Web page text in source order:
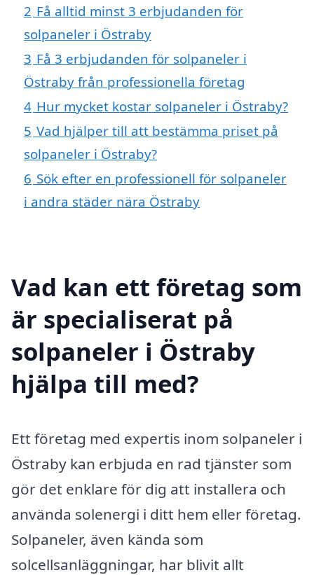
2 Få alltid minst 3 erbjudanden för
solpaneler i Östraby
3 Få 3 erbjudanden för solpaneler i
Östraby från professionella företag
4 Hur mycket kostar solpaneler i Östraby?
5 Vad hjälper till att bestämma priset på
solpaneler i Östraby?
6 Sök efter en professionell för solpaneler
i andra städer nära Östraby
Vad kan ett företag som
är specialiserat på
solpaneler i Östraby
hjälpa till med?
Ett företag med expertis inom solpaneler i
Östraby kan erbjuda en rad tjänster som
gör det enklare för dig att installera och
använda solenergi i ditt hem eller företag.
Solpaneler, även kända som
solcellsanläggningar, har blivit allt